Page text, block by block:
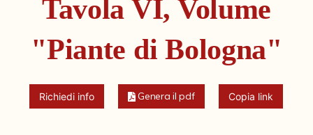
Cataloghi storici
Dipinti
Fondi archivistici e raccolte documentarie
Tavola VI, Volume
"Piante di Bologna"
Richiedi info Genera il pdf Copia link